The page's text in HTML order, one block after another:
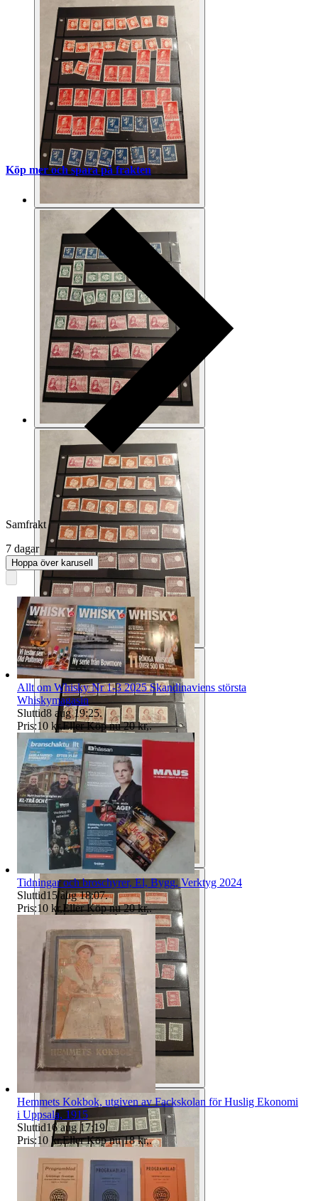
Köp mer och spara på frakten
Samfrakt
7 dagar
Hoppa över karusell
Allt om Whisky Nr 1-3 2025 Skandinaviens största
Whiskymagasin
Sluttid8 aug 19:25.
Pris:10 kr,Eller Köp nu 20 kr,.
Tidningar och broschyrer, El, Bygg, Verktyg 2024
Sluttid15 aug 18:07.
Pris:10 kr,Eller Köp nu 20 kr,.
Hemmets Kokbok, utgiven av Fackskolan för Huslig Ekonomi
i Uppsala, 1915
Sluttid16 aug 17:19.
Pris:10 kr,Eller Köp nu 18 kr,.